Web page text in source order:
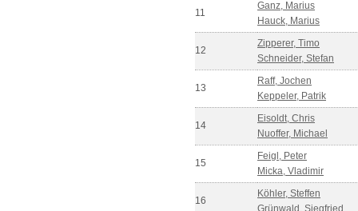
11
Ganz, Marius
Hauck, Marius
12
Zipperer, Timo
Schneider, Stefan
13
Raff, Jochen
Keppeler, Patrik
14
Eisoldt, Chris
Nuoffer, Michael
15
Feigl, Peter
Micka, Vladimir
16
Köhler, Steffen
Grünwald, Siegfried